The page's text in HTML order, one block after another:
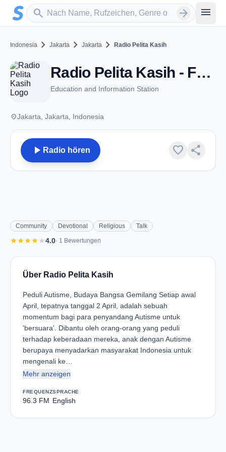
Zum Hauptinhalt springen
search
Sender suchen arrow_forward menu
Indonesia chevron_right Jakarta chevron_right Jakarta chevron_right Radio Pelita Kasih
Radio Pelita Kasih - FM 96.3 - Jakarta
Education and Information Station
placeJakarta, Jakarta, Indonesia
play_arrow Radio hören favorite share
Community Devotional Religious Talk
starstarstarstarstar4.0· 1 Bewertungen
Über Radio Pelita Kasih
Peduli Autisme, Budaya Bangsa Gemilang Setiap awal
April, tepatnya tanggal 2 April, adalah sebuah
momentum bagi para penyandang Autisme untuk
'bersuara'. Dibantu oleh orang-orang yang peduli
terhadap keberadaan mereka, anak dengan Autisme
berupaya menyadarkan masyarakat Indonesia untuk
mengenali ke…
Mehr anzeigen
FREQUENZ
96.3 FM
SPRACHE
English